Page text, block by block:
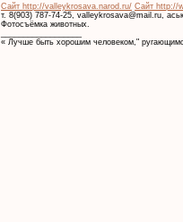
Сайт http://valleykrosava.narod.ru/ Сайт http://
т. 8(903) 787-74-25, valleykrosava@mail.ru,
Фотосъёмка животных.
« Лучше быть хорошим человеком,"